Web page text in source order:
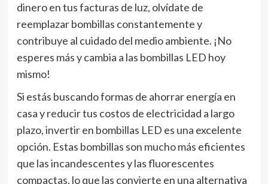
dinero en tus facturas de luz, olvídate de
reemplazar bombillas constantemente y
contribuye al cuidado del medio ambiente. ¡No
esperes más y cambia a las bombillas LED hoy
mismo!
Si estás buscando formas de ahorrar energía en
casa y reducir tus costos de electricidad a largo
plazo, invertir en bombillas LED es una excelente
opción. Estas bombillas son mucho más eficientes
que las incandescentes y las fluorescentes
compactas, lo que las convierte en una alternativa